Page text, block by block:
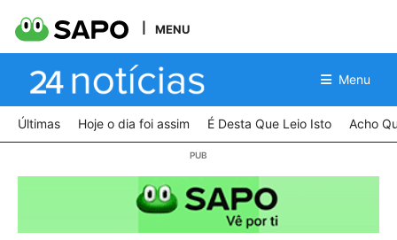
MENU
Menu
Últimas Hoje o dia foi assim É Desta Que Leio Isto Acho